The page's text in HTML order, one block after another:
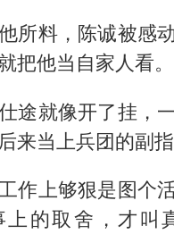
所料，陈诚被感
把他当自家人看。
途就像开了挂，
来当上兵团的副指
作上够狠是图个
的取舍，才叫